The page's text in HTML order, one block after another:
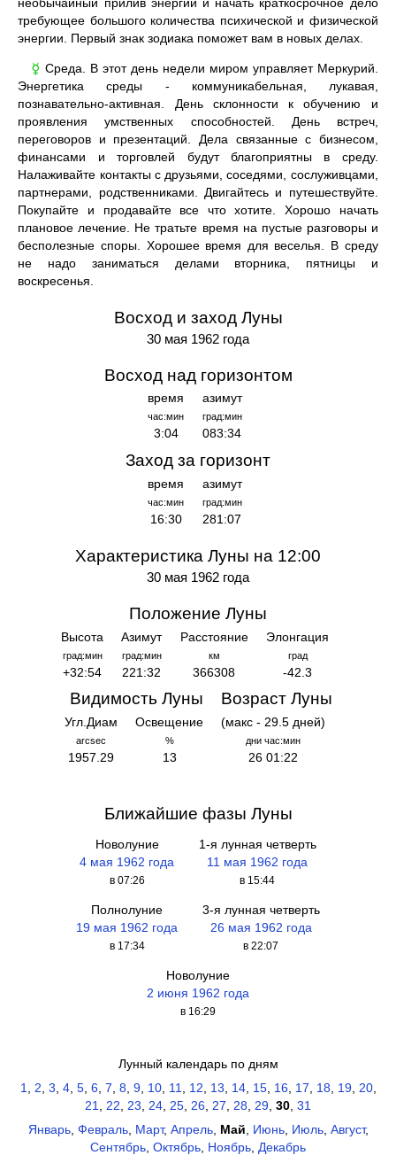
необычайный прилив энергии и начать краткосрочное дело
требующее большого количества психической и физической
энергии. Первый знак зодиака поможет вам в новых делах.
☿ Среда. В этот день недели миром управляет Меркурий.
Энергетика среды - коммуникабельная, лукавая,
познавательно-активная. День склонности к обучению и
проявления умственных способностей. День встреч,
переговоров и презентаций. Дела связанные с бизнесом,
финансами и торговлей будут благоприятны в среду.
Налаживайте контакты с друзьями, соседями, сослуживцами,
партнерами, родственниками. Двигайтесь и путешествуйте.
Покупайте и продавайте все что хотите. Хорошо начать
плановое лечение. Не тратьте время на пустые разговоры и
бесполезные споры. Хорошее время для веселья. В среду
не надо заниматься делами вторника, пятницы и
воскресенья.
Восход и заход Луны
30 мая 1962 года
Восход над горизонтом
время
час:мин
3:04
азимут
град:мин
083:34
Заход за горизонт
время
час:мин
16:30
азимут
град:мин
281:07
Характеристика Луны на 12:00
30 мая 1962 года
Положение Луны
Высота
град:мин
+32:54
Азимут
град:мин
221:32
Расстояние
км
366308
Элонгация
град
-42.3
Видимость Луны
Угл.Диам
arcsec
1957.29
Освещение
%
13
Возраст Луны
(макс - 29.5 дней)
дни час:мин
26 01:22
Ближайшие фазы Луны
Новолуние
4 мая 1962 года
в 07:26
1-я лунная четверть
11 мая 1962 года
в 15:44
Полнолуние
19 мая 1962 года
в 17:34
3-я лунная четверть
26 мая 1962 года
в 22:07
Новолуние
2 июня 1962 года
в 16:29
Лунный календарь по дням
1, 2, 3, 4, 5, 6, 7, 8, 9, 10, 11, 12, 13, 14, 15, 16, 17, 18, 19, 20,
21, 22, 23, 24, 25, 26, 27, 28, 29, 30, 31
Январь, Февраль, Март, Апрель, Май Июнь, Июль, Август,
Сентябрь Октябрь Ноябрь Декабрь